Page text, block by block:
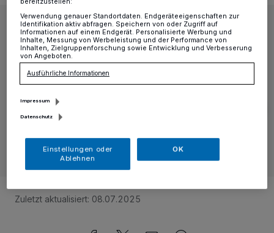
Zuletzt aktualisiert: 08.07.2025
Verwendung genauer Standortdaten. Endgeräteeigenschaften zur
Identifikation aktiv abfragen. Speichern von oder Zugriff auf
Informationen auf einem Endgerät. Personalisierte Werbung und
Inhalte, Messung von Werbeleistung und der Performance von
Inhalten, Zielgruppenforschung sowie Entwicklung und Verbesserung
von Angeboten.
Ausführliche Informationen
Impressum
Datenschutz
Einstellungen oder
Ablehnen
OK